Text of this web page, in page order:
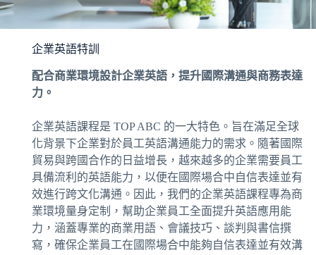
企業英語特訓
配合商業環境設計企業英語，提升國際溝通與商務表達
力。
企業英語課程是 TOP ABC 的一大特色。旨在滿足全球
化背景下企業對於員工英語溝通能力的需求。隨著國際
貿易與跨國合作的日益增長，越來越多的企業需要員工
具備流利的英語能力，以便在國際場合中自信表達並有
效進行跨文化溝通。因此，我們的企業英語課程專為商
業環境量身定制，幫助企業員工全面提升英語應用能
力，涵蓋專業的商業用語、會議技巧、談判與書信撰
寫，確保企業員工在國際場合中能夠自信表達並有效溝